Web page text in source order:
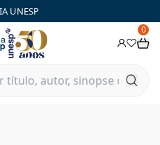
UNESP
0
PLP